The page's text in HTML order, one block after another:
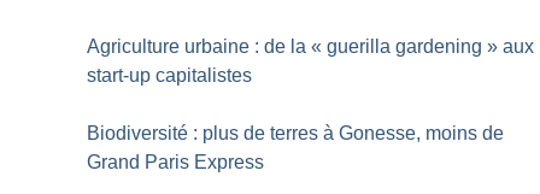
Agriculture urbaine : de la « guerilla gardening » aux
start-up capitalistes
Biodiversité : plus de terres à Gonesse, moins de
Grand Paris Express